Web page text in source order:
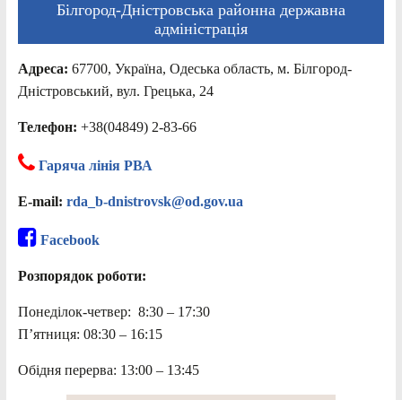
Білгород-Дністровська районна державна
адміністрація
Адреса: 67700, Україна, Одеська область, м. Білгород-
Дністровський, вул. Грецька, 24
Телефон: +38(04849) 2-83-66
Гаряча лінія РВА
E-mail: rda_b-dnistrovsk@od.gov.ua
Facebook
Розпорядок роботи:
Понеділок-четвер: 8:30 – 17:30
П’ятниця: 08:30 – 16:15
Обідня перерва: 13:00 – 13:45